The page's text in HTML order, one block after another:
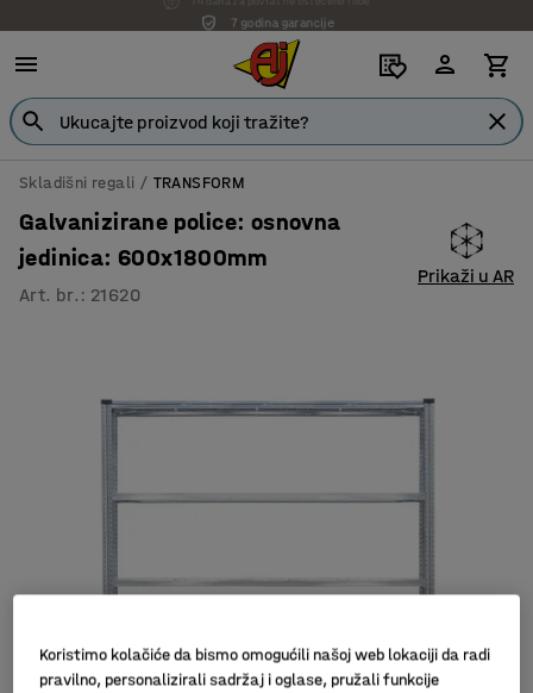
7 godina garancije
Skladišni regali TRANSFORM
Galvanizirane police: osnovna
jedinica: 600x1800mm
Art. br. : 21620
Prikaži u AR
Koristimo kolačiće da bismo omogućili našoj web lokaciji da radi
pravilno, personalizirali sadržaj i oglase, pružali funkcije